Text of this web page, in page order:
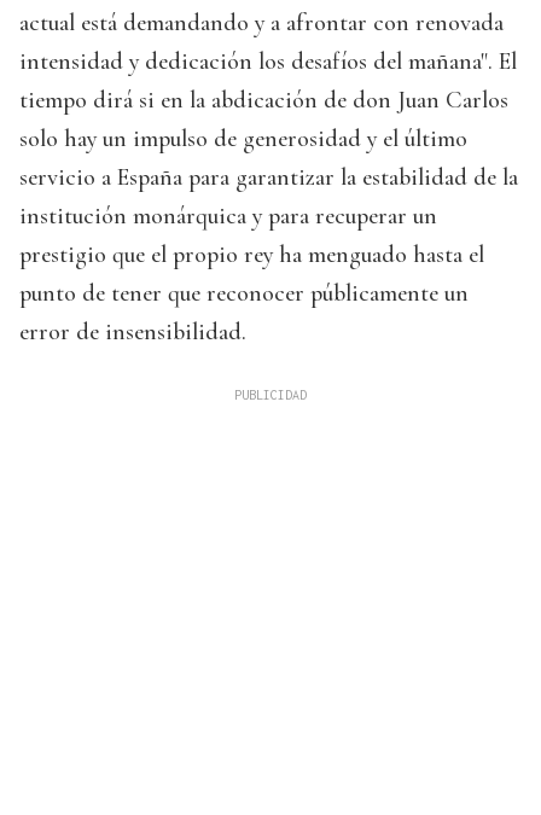
actual está demandando y a afrontar con renovada
intensidad y dedicación los desafíos del mañana". El
tiempo dirá si en la abdicación de don Juan Carlos
solo hay un impulso de generosidad y el último
servicio a España para garantizar la estabilidad de la
institución monárquica y para recuperar un
prestigio que el propio rey ha menguado hasta el
punto de tener que reconocer públicamente un
error de insensibilidad.